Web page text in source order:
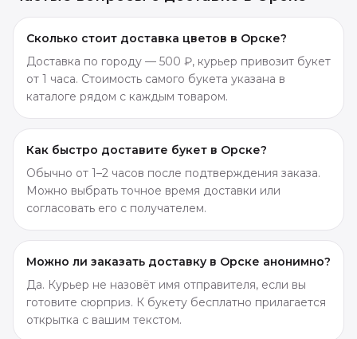
Сколько стоит доставка цветов в Орске?
Доставка по городу — 500 ₽, курьер привозит букет
от 1 часа. Стоимость самого букета указана в
каталоге рядом с каждым товаром.
Как быстро доставите букет в Орске?
Обычно от 1–2 часов после подтверждения заказа.
Можно выбрать точное время доставки или
согласовать его с получателем.
Можно ли заказать доставку в Орске анонимно?
Да. Курьер не назовёт имя отправителя, если вы
готовите сюрприз. К букету бесплатно прилагается
открытка с вашим текстом.